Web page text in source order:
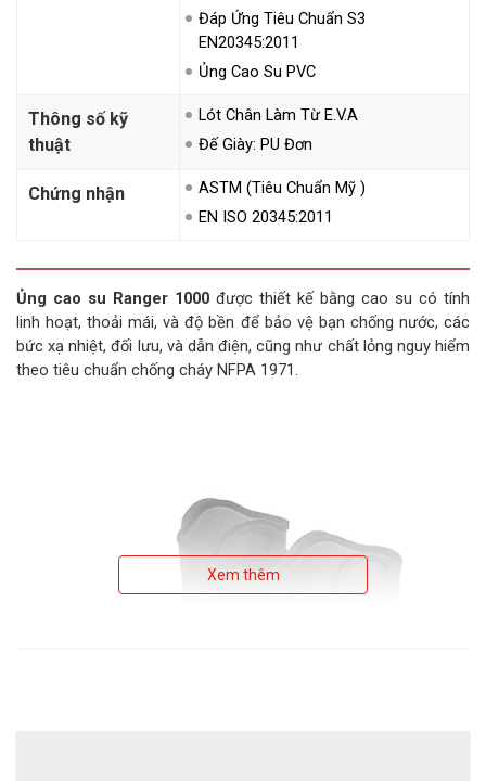
Đáp Ứng Tiêu Chuẩn S3
EN20345:2011
Ủng Cao Su PVC
Thông số kỹ
thuật
Lót Chân Làm Từ E.V.A
Đế Giày: PU Đơn
Chứng nhận
ASTM (Tiêu Chuẩn Mỹ )
EN ISO 20345:2011
Ủng cao su Ranger 1000 được thiết kế bằng cao su có tính
linh hoạt, thoải mái, và độ bền để bảo vệ bạn chống nước, các
bức xạ nhiệt, đối lưu, và dẫn điện, cũng như chất lỏng nguy hiểm
theo tiêu chuẩn chống cháy NFPA 1971.
Xem thêm